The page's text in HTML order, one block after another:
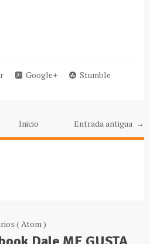
Google+
Stumble
Entrada antigua →
Inicio
( Atom )